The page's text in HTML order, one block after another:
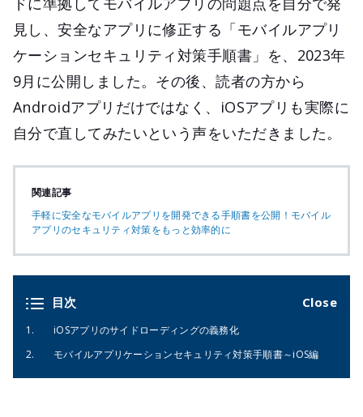
見し、安全なアプリに修正する「モバイルアプリ
ケーションセキュリティ対策手順書」を、2023年
9月に公開しました。その後、読者の方から
Androidアプリだけではなく、iOSアプリも実際に
自分で直してみたいという声をいただきました。
関連記事
手軽に安全なモバイルアプリを開発できる手順書を公開！モバイル
アプリのセキュリティ対策をもっと効率的に
目次
iOSアプリのサイドローディングの義務化
モバイルアプリケーションセキュリティ対策手順書～iOS編